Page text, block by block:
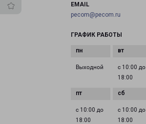
EMAIL
pecom@pecom.ru
ГРАФИК РАБОТЫ
Выходной
с 10:00 до
18:00
с 10:00 до
18:00
с 10:00 до
18:00